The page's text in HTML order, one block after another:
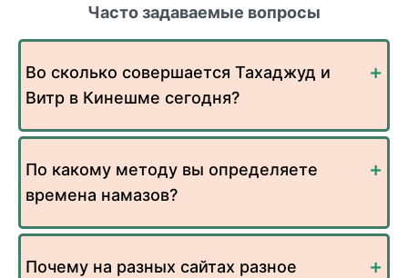
Часто задаваемые вопросы
Во сколько совершается Тахаджуд и
Витр в Кинешме сегодня?
По какому методу вы определяете
времена намазов?
Почему на разных сайтах разное